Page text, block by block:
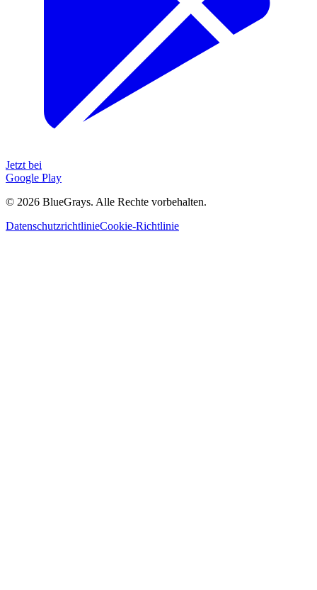
Jetzt bei
Google Play
© 2026 BlueGrays. Alle Rechte vorbehalten.
DatenschutzrichtlinieCookie-Richtlinie